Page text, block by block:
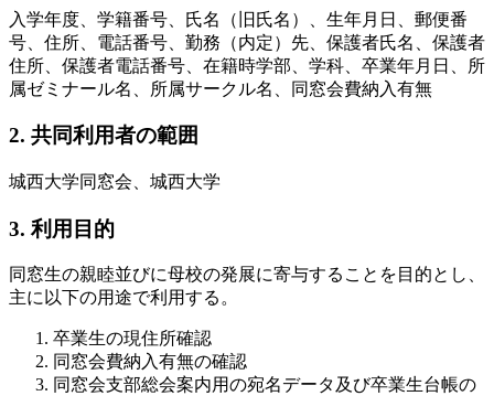
入学年度、学籍番号、氏名（旧氏名）、生年月日、郵便番
号、住所、電話番号、勤務（内定）先、保護者氏名、保護者
住所、保護者電話番号、在籍時学部、学科、卒業年月日、所
属ゼミナール名、所属サークル名、同窓会費納入有無
2. 共同利用者の範囲
城西大学同窓会、城西大学
3. 利用目的
同窓生の親睦並びに母校の発展に寄与することを目的とし、
主に以下の用途で利用する。
卒業生の現住所確認
同窓会費納入有無の確認
同窓会支部総会案内用の宛名データ及び卒業生台帳の